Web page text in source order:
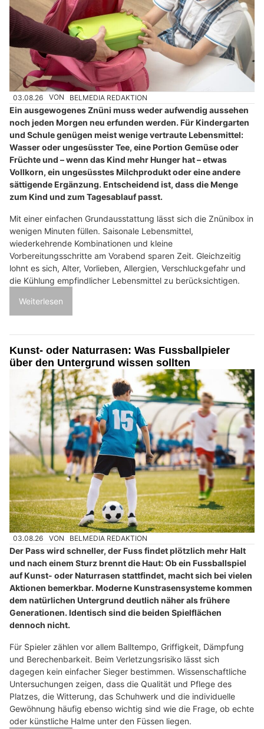
03.08.26 VON BELMEDIA REDAKTION
Ein ausgewogenes Znüni muss weder aufwendig aussehen
noch jeden Morgen neu erfunden werden. Für Kindergarten
und Schule genügen meist wenige vertraute Lebensmittel:
Wasser oder ungesüsster Tee, eine Portion Gemüse oder
Früchte und – wenn das Kind mehr Hunger hat – etwas
Vollkorn, ein ungesüsstes Milchprodukt oder eine andere
sättigende Ergänzung. Entscheidend ist, dass die Menge
zum Kind und zum Tagesablauf passt.
Mit einer einfachen Grundausstattung lässt sich die Znünibox in
wenigen Minuten füllen. Saisonale Lebensmittel,
wiederkehrende Kombinationen und kleine
Vorbereitungsschritte am Vorabend sparen Zeit. Gleichzeitig
lohnt es sich, Alter, Vorlieben, Allergien, Verschluckgefahr und
die Kühlung empfindlicher Lebensmittel zu berücksichtigen.
Weiterlesen
Kunst- oder Naturrasen: Was Fussballpieler
über den Untergrund wissen sollten
03.08.26 VON BELMEDIA REDAKTION
Der Pass wird schneller, der Fuss findet plötzlich mehr Halt
und nach einem Sturz brennt die Haut: Ob ein Fussballspiel
auf Kunst- oder Naturrasen stattfindet, macht sich bei vielen
Aktionen bemerkbar. Moderne Kunstrasensysteme kommen
dem natürlichen Untergrund deutlich näher als frühere
Generationen. Identisch sind die beiden Spielflächen
dennoch nicht.
Für Spieler zählen vor allem Balltempo, Griffigkeit, Dämpfung
und Berechenbarkeit. Beim Verletzungsrisiko lässt sich
dagegen kein einfacher Sieger bestimmen. Wissenschaftliche
Untersuchungen zeigen, dass die Qualität und Pflege des
Platzes, die Witterung, das Schuhwerk und die individuelle
Gewöhnung häufig ebenso wichtig sind wie die Frage, ob echte
oder künstliche Halme unter den Füssen liegen.